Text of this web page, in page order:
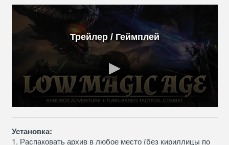
Трейлер / Геймплей
Установка:
1. Распаковать архив в любое место (без кириллицы по